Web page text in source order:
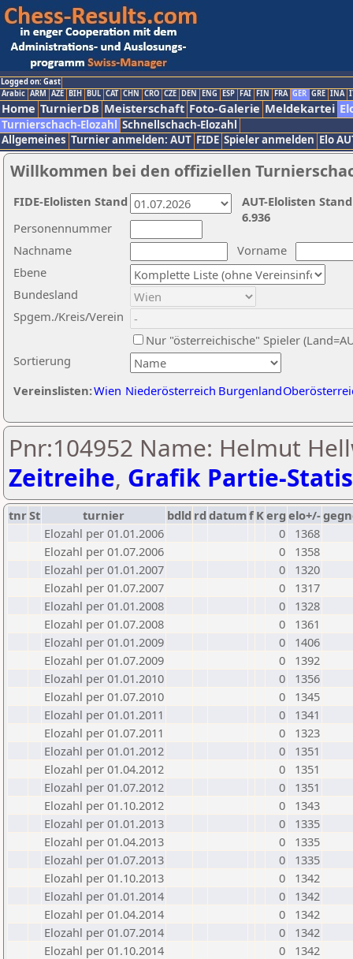
Logged on: Gast
Arabic ARM AZE BIH BUL CAT CHN CRO CZE DEN ENG ESP FAI FIN FRA GER GRE INA
Home TurnierDB Meisterschaft Foto-Galerie Meldekartei
Turnierschach-Elozahl Schnellschach-Elozahl
Allgemeines Turnier anmelden: AUT FIDE Spieler anmelden Elo
Willkommen bei den offiziellen
Nachname
Vorname
Ebene
Sortierung
Personennummer
Bundesland
Spgem./Kreis/Verein
Nur "österreichische" Spieler
Vereinslisten:Wien Niederösterreich Burgenland
AUT-Elolisten
6.936
FIDE-Elolisten Stand
Pnr:104952 Name: Helmut
Zeitreihe, Grafik Partie-
tnrSt turnier bdld rd datumf Kerg elo+/-
Elozahl per 01.01.2006
0
1368
Elozahl per 01.07.2006
0
1358
Elozahl per 01.01.2007
0
1320
Elozahl per 01.07.2007
0
1317
Elozahl per 01.01.2008
0
1328
Elozahl per 01.07.2008
0
1361
Elozahl per 01.01.2009
0
1406
Elozahl per 01.07.2009
0
1392
Elozahl per 01.01.2010
0
1356
Elozahl per 01.07.2010
0
1345
Elozahl per 01.01.2011
0
1341
Elozahl per 01.07.2011
0
1323
Elozahl per 01.01.2012
0
1351
Elozahl per 01.04.2012
0
1351
Elozahl per 01.07.2012
0
1351
Elozahl per 01.10.2012
0
1343
Elozahl per 01.01.2013
0
1335
Elozahl per 01.04.2013
0
1335
Elozahl per 01.07.2013
0
1335
Elozahl per 01.10.2013
0
1342
Elozahl per 01.01.2014
0
1342
Elozahl per 01.04.2014
0
1342
Elozahl per 01.07.2014
0
1342
Elozahl per 01.10.2014
0
1342